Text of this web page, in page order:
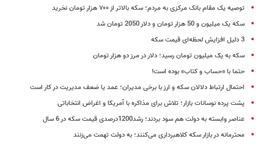
توصیه یک مقام بانک مرکزی به مردم؛ سکه بالاتر از ۷۰۰ هزار تومان نخرید
سکه یک میلیون و 50 هزار تومان و دلار 2050 تومان شد
3 دلیل افزایش لحظه‌ای قیمت سکه
سکه به یک میلیون تومان رسید؛ دلار در مرز دو هزار تومان
حتما با «حساب و کتاب» بوده است!
احتمال ارتباط دلالان سکه و ارز با برخی مدیران؛ عمد یا ضعف مدیریت در کار است
پشت پرده نوسانات بازار؛ تلاش برای مذاکره با آمریکا و اغراض انتخاباتی
عناصر وابسته به دولت هم سود بردند؛ رشد1200درصدی قیمت سکه در 6 سال
محترمانه در بازار سکه کلاهبرداری می‌کنند؛ به دولت تهمت می‌زنند